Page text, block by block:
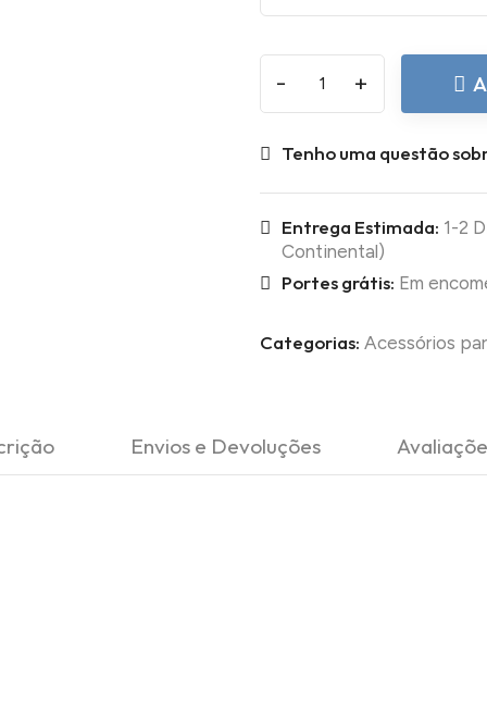
- +
Tenho uma questão
Entrega Estimada: 1-2
Continental)
Portes grátis: Em
Categorias: Acessórios
Envios e Devoluções